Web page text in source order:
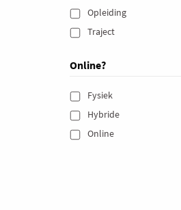
Opleiding
Traject
Online?
Fysiek
Hybride
Online